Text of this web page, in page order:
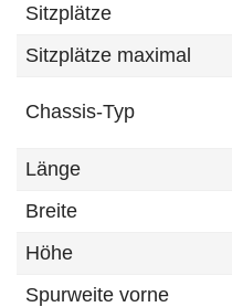
Sitzplätze
Sitzplätze maximal
Chassis-Typ
Länge
Breite
Höhe
Spurweite vorne